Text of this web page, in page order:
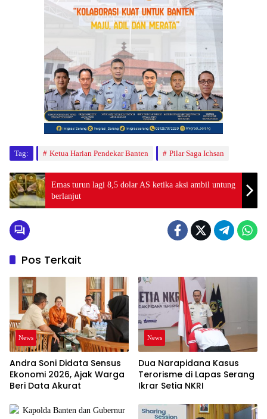
Tag: Ketua Harian Pendekar Banten Pilar Saga Ichsan
Emas turun lagi 8,5 dolar AS ketika aksi ambil untung
berlanjut
Pos Terkait
News
Andra Soni Didata Sensus
Ekonomi 2026, Ajak Warga
Beri Data Akurat
News
Dua Narapidana Kasus
Terorisme di Lapas Serang
Ikrar Setia NKRI